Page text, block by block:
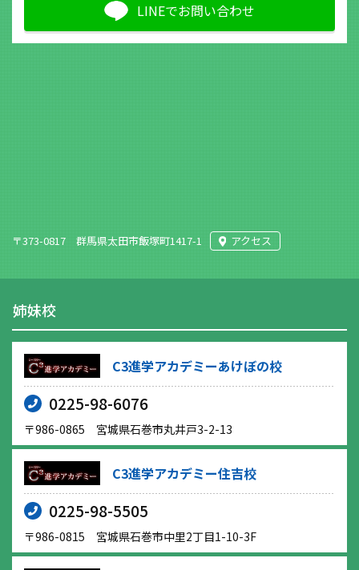
LINEでお問い合わせ
〒373-0817 群馬県太田市飯塚町1417-1 アクセス
姉妹校
C3進学アカデミーあけぼの校
0225-98-6076
〒986-0865 宮城県石巻市丸井戸3-2-13
C3進学アカデミー住吉校
0225-98-5505
〒986-0815 宮城県石巻市中里2丁目1-10-3F